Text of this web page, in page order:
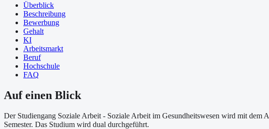
Überblick
Beschreibung
Bewerbung
Gehalt
KI
Arbeitsmarkt
Beruf
Hochschule
FAQ
Auf einen Blick
Der Studiengang Soziale Arbeit - Soziale Arbeit im Gesundheitswesen wird mit dem
Semester. Das Studium wird dual durchgeführt.